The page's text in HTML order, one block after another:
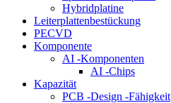
Hybridplatine
Leiterplattenbestückung
PECVD
Komponente
AI -Komponenten
AI -Chips
Kapazität
PCB -Design -Fähigkeit